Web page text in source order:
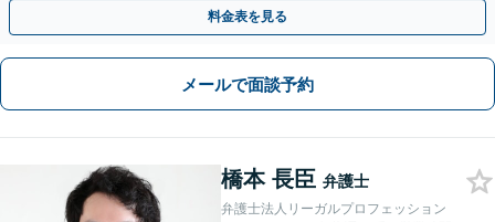
料金表を見る
メールで面談予約
橋本 長臣 弁護士
弁護士法人リーガルプロフェッション